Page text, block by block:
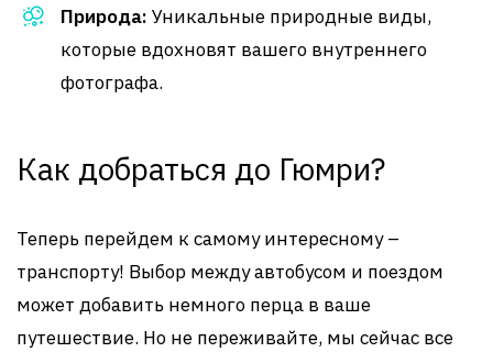
Природа: Уникальные природные виды,
которые вдохновят вашего внутреннего
фотографа.
Как добраться до Гюмри?
Теперь перейдем к самому интересному –
транспорту! Выбор между автобусом и поездом
может добавить немного перца в ваше
путешествие. Но не переживайте, мы сейчас все